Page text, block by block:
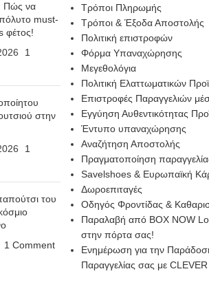
Πώς να
must-
φέτος!
1
στην
1
του
1 Comment
Τρόποι Πληρωμής
Τρόποι & Έξοδα Αποστολής
Πολιτική επιστροφών
Φόρμα Υπαναχώρησης
Μεγεθολόγια
Πολιτική Ελαττωματικών
Επιστροφές Παραγγελιών
Εγγύηση Αυθεντικότητας
Έντυπο υπαναχώρησης
Αναζήτηση Αποστολής
Πραγματοποίηση
Savelshoes & Ευρωπαϊκή
Δωροεπιταγές
Οδηγός Φροντίδας &
Παραλαβή από BOX NOW
στην πόρτα σας!
Ενημέρωση για την
Παραγγελίας σας με